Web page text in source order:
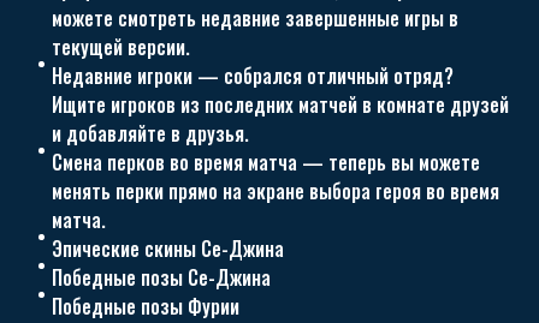
можете смотреть недавние завершенные игры в
текущей версии.
Недавние игроки — собрался отличный отряд?
Ищите игроков из последних матчей в комнате друзей
и добавляйте в друзья.
Смена перков во время матча — теперь вы можете
менять перки прямо на экране выбора героя во время
матча.
Эпические скины Се-Джина
Победные позы Се-Джина
Победные позы Фурии